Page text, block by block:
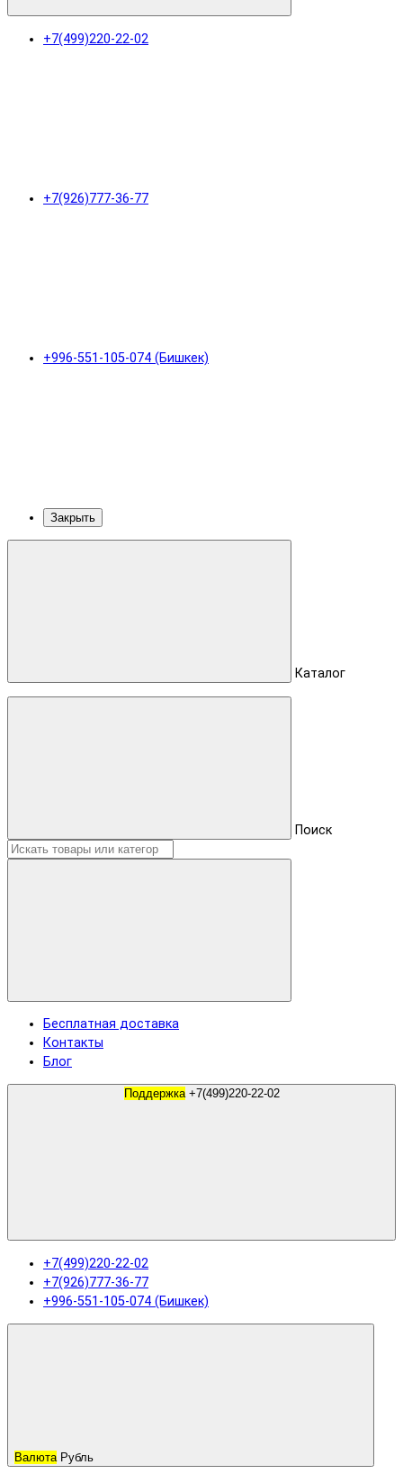
+7(499)220-22-02
+7(926)777-36-77
+996-551-105-074 (Бишкек)
Закрыть
Каталог
Поиск
Бесплатная доставка
Контакты
Блог
Поддержка +7(499)220-22-02
+7(499)220-22-02
+7(926)777-36-77
+996-551-105-074 (Бишкек)
Валюта Рубль